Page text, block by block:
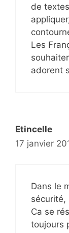
de
Les
adorent
Etincelle
17 janvier
Dans le
sécurité,
Ca se
toujours